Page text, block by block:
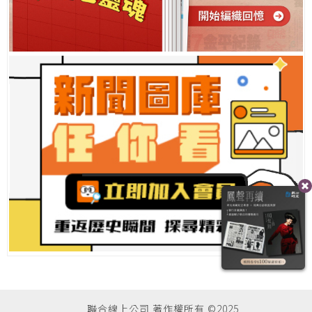
聯合線上公司 著作權所有 ©2025